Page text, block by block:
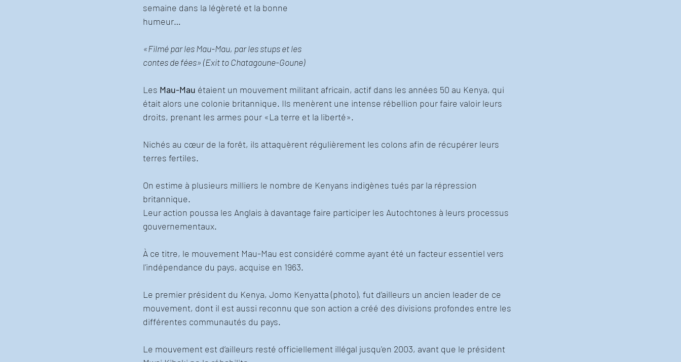
semaine dans la légèreté et la bonne
humeur…
«Filmé par les Mau-Mau, par les stups et les
contes de fées» (Exit to Chatagoune-Goune)
Les Mau-Mau étaient un mouvement militant africain, actif dans les années 50 au Kenya, qui
était alors une colonie britannique. Ils menèrent une intense rébellion pour faire valoir leurs
droits, prenant les armes pour «La terre et la liberté».
Nichés au cœur de la forêt, ils attaquèrent régulièrement les colons afin de récupérer leurs
terres fertiles.
On estime à plusieurs milliers le nombre de Kenyans indigènes tués par la répression
britannique.
Leur action poussa les Anglais à davantage faire participer les Autochtones à leurs processus
gouvernementaux.
À ce titre, le mouvement Mau-Mau est considéré comme ayant été un facteur essentiel vers
l'indépendance du pays, acquise en 1963.
Le premier président du Kenya, Jomo Kenyatta (photo), fut d’ailleurs un ancien leader de ce
mouvement, dont il est aussi reconnu que son action a créé des divisions profondes entre les
différentes communautés du pays.
Le mouvement est d’ailleurs resté officiellement illégal jusqu'en 2003, avant que le président